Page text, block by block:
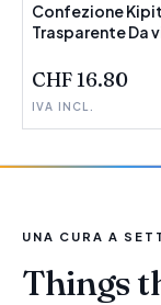
POCHI PEZZI
Confezione Kipit
Trasparente Da
Unità)
CHF 16.80
IVA INCL.
UNA CURA A
Things